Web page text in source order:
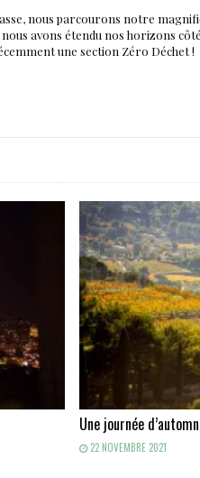
nous parcourons notre
avons étendu nos horizons
une section Zéro Déchet !
Une journée
22 NOVEMBRE 2021